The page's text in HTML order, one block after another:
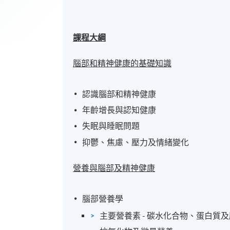
課程大綱
腦部和精神健康的基礎知識
認識腦部和精神健康
年齡增長與認知健康
失眠與睡眠問題
抑鬱、焦慮、壓力及情緒變化
營養與腦部及精神健康
腦部營養學
主要營養素 - 碳水化合物、蛋白質